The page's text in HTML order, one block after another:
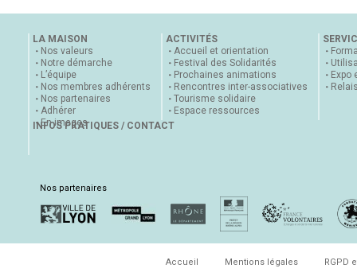
LA MAISON
Nos valeurs
Notre démarche
L’équipe
Nos membres adhérents
Nos partenaires
Adhérer
En images
ACTIVITÉS
Accueil et orientation
Festival des Solidarités
Prochaines animations
Rencontres inter-associatives
Tourisme solidaire
Espace ressources
Expo
INFOS PRATIQUES / CONTACT
Nos partenaires
Accueil Mentions légales RGPD